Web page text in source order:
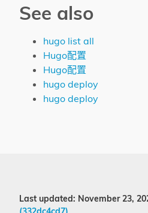
See also
hugo list all
Hugo配置
Hugo配置
hugo deploy
hugo deploy
Last updated: November 23,